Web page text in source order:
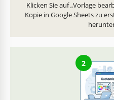
Klicken Sie auf „Vorlage
Kopie in Google Sheets zu
2